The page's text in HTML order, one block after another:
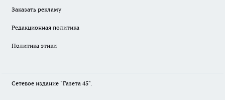
Заказать рекламу
Редакционная политика
Политика этики
Сетевое издание "Газета 45".